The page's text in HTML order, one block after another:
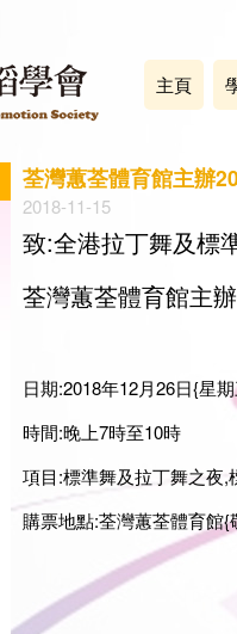
主頁
荃灣蕙荃體育館主辦
2018-11-15
致:全港拉丁舞及標
荃灣蕙荃體育館主
日期:2018年12月26日{星
時間:晚上7時至10時
項目:標準舞及拉丁舞之夜
購票地點:荃灣蕙荃體育館